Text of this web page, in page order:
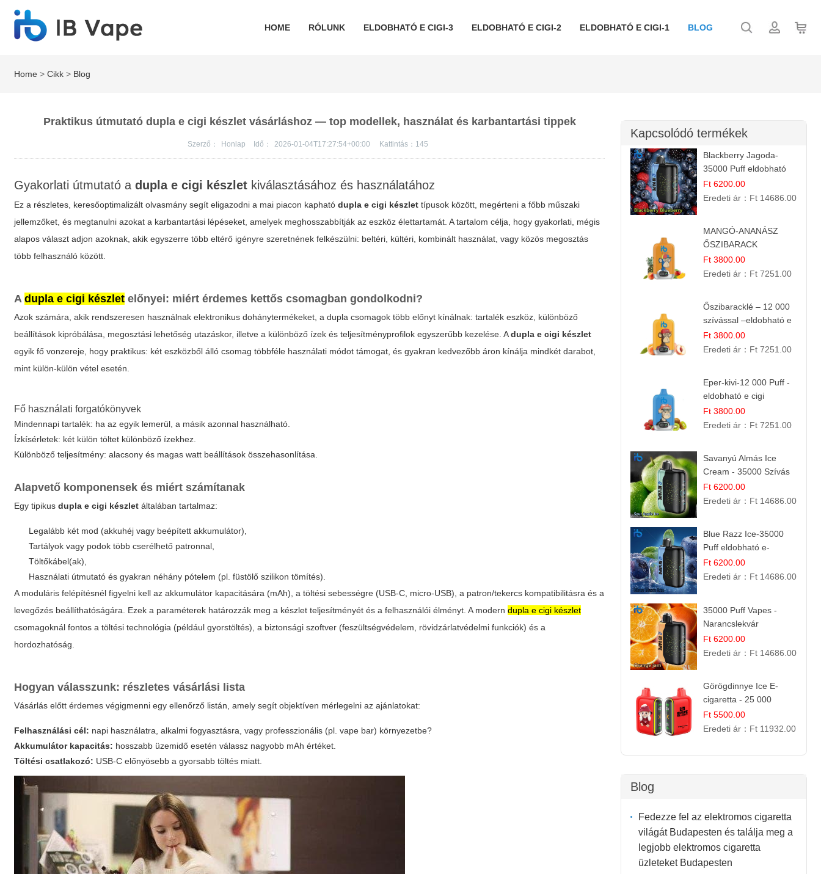
HOME RÓLUNK ELDOBHATÓ E CIGI-3 ELDOBHATÓ E CIGI-2 ELDOBHATÓ E CIGI-1 BLOG
Home >Cikk > Blog
Praktikus útmutató dupla e cigi készlet vásárláshoz — top modellek, használat és karbantartási tippek
Szerző： Honlap Idő： 2026-01-04T17:27:54+00:00 Kattintás： 145
Gyakorlati útmutató adupla e cigi készlet kiválasztásához és használatához
Ez a részletes, keresőoptimalizált olvasmány segít eligazodni a mai piacon kaphatódupla e cigi készlet típusok között, megérteni a főbb műszaki
jellemzőket, és megtanulni azokat a karbantartási lépéseket, amelyek meghosszabbítják az eszköz élettartamát. A tartalom célja, hogy gyakorlati, mégis
alapos választ adjon azoknak, akik egyszerre több eltérő igényre szeretnének felkészülni: beltéri, kültéri, kombinált használat, vagy közös megosztás
több felhasználó között.
Adupla e cigi készlet előnyei: miért érdemes kettős csomagban gondolkodni?
Azok számára, akik rendszeresen használnak elektronikus dohánytermékeket, a dupla csomagok több előnyt kínálnak: tartalék eszköz, különböző
beállítások kipróbálása, megosztási lehetőség utazáskor, illetve a különböző ízek és teljesítményprofilok egyszerűbb kezelése. Adupla e cigi készlet
egyik fő vonzereje, hogy praktikus: két eszközből álló csomag többféle használati módot támogat, és gyakran kedvezőbb áron kínálja mindkét darabot,
mint külön-külön vétel esetén.
Fő használati forgatókönyvek
Mindennapi tartalék: ha az egyik lemerül, a másik azonnal használható.
Ízkísérletek: két külön töltet különböző ízekhez.
Különböző teljesítmény: alacsony és magas watt beállítások összehasonlítása.
Alapvető komponensek és miért számítanak
Egy tipikusdupla e cigi készlet általában tartalmaz:
Legalább két mod (akkuhéj vagy beépített akkumulátor),
Tartályok vagy podok több cserélhető patronnal,
Töltőkábel(ak),
Használati útmutató és gyakran néhány pótelem (pl. füstölő szilikon tömítés).
A moduláris felépítésnél figyelni kell az akkumulátor kapacitására (mAh), a töltési sebességre (USB-C, micro-USB), a patron/tekercs kompatibilitásra és a
levegőzés beállíthatóságára. Ezek a paraméterek határozzák meg a készlet teljesítményét és a felhasználói élményt. A moderndupla e cigi készlet
csomagoknál fontos a töltési technológia (például gyorstöltés), a biztonsági szoftver (feszültségvédelem, rövidzárlatvédelmi funkciók) és a
hordozhatóság.
Hogyan válasszunk: részletes vásárlási lista
Vásárlás előtt érdemes végigmenni egy ellenőrző listán, amely segít objektíven mérlegelni az ajánlatokat:
Felhasználási cél: napi használatra, alkalmi fogyasztásra, vagy professzionális (pl. vape bar) környezetbe?
Akkumulátor kapacitás: hosszabb üzemidő esetén válassz nagyobb mAh értéket.
Töltési csatlakozó: USB-C előnyösebb a gyorsabb töltés miatt.
Kapcsolódó termékek
Blackberry Jagoda-
35000 Puff eldobható
vape
Ft 6200.00
Eredeti ár： Ft 14686.00
MANGÓ-ANANÁSZ
ŐSZIBARACK
elektromos cigi – 12
000 befújás
Ft 3800.00
Eredeti ár： Ft 7251.00
Őszibaracklé – 12 000
szívással –eldobható e
cigi
Ft 3800.00
Eredeti ár： Ft 7251.00
Eper-kivi-12 000 Puff -
eldobható e cigi
Ft 3800.00
Eredeti ár： Ft 7251.00
Savanyú Almás Ice
Cream - 35000 Szívás
elektromos cigi
Ft 6200.00
Eredeti ár： Ft 14686.00
Blue Razz Ice-35000
Puff eldobható e-
cigaretta
Ft 6200.00
Eredeti ár： Ft 14686.00
35000 Puff Vapes -
Narancslekvár
Ft 6200.00
Eredeti ár： Ft 14686.00
Görögdinnye Ice E-
cigaretta - 25 000
befújás
Ft 5500.00
Eredeti ár： Ft 11932.00
Blog
Fedezze fel az elektromos cigaretta
világát Budapesten és találja meg a
legjobb elektromos cigaretta
üzleteket Budapesten